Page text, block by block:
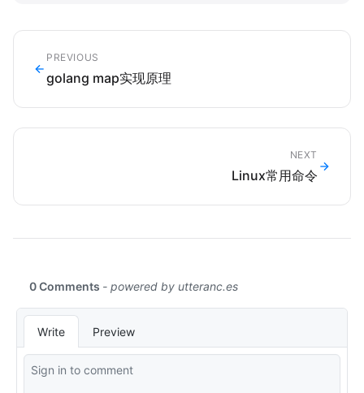
PREVIOUS
golang map实现原理
NEXT
Linux常用命令